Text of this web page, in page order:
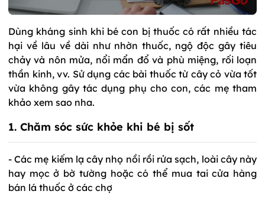
Dùng kháng sinh khi bé con bị thuốc có rất nhiều tác
hại về lâu về dài như nhờn thuốc, ngộ độc gây tiêu
chảy và nôn mửa, nổi mẩn đổ và phù miệng, rối loạn
thần kinh, vv. Sử dụng các bài thuốc từ cây cỏ vừa tốt
vừa không gây tác dụng phụ cho con, các mẹ tham
khảo xem sao nha.
1. Chăm sóc sức khỏe khi bé bị sốt
- Các mẹ kiếm lạ cây nhọ nồi rồi rửa sạch, loài cây này
hay mọc ở bờ tường hoặc có thể mua tai cửa hàng
bán lá thuốc ở các chợ